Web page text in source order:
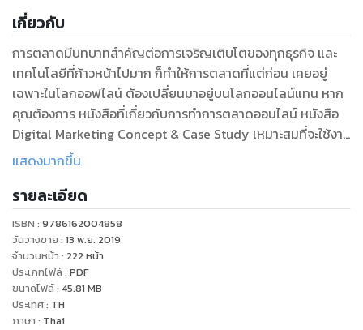
เกี่ยวกับ
การตลาดมีบทบาทสำคัญต่อการเจริญเติบโตของทุกธุรกิจ และ
เทคโนโลยีที่ก้าวหน้าไปมาก ก็ทำให้การตลาดที่แต่ก่อน เคยอยู่
เฉพาะในโลกออฟไลน์ ต้องเปลี่ยนมาอยู่บนโลกออนไลน์แทน หาก
คุณต้องการ หนังสือที่เกี่ยวกับการทำการตลาดออนไลน์ หนังสือ
Digital Marketing Concept & Case Study เหมาะสมที่จะใช้งาน
เป็นคู่มือสำหรับการตลาดออนไลน์อย่างยิ่ง
แสดงมากขึ้น
รายละเอียด
ISBN : 9786162004858
วันวางขาย : 13 พ.ย. 2019
จำนวนหน้า : 222 หน้า
ประเภทไฟล์: PDF
ขนาดไฟล์: 45.81 MB
ประเทศ: TH
ภาษา : Thai